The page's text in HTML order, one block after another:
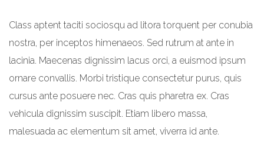
Class aptent taciti sociosqu ad litora torquent per conubia
nostra, per inceptos himenaeos. Sed rutrum at ante in
lacinia. Maecenas dignissim lacus orci, a euismod ipsum
ornare convallis. Morbi tristique consectetur purus, quis
cursus ante posuere nec. Cras quis pharetra ex. Cras
vehicula dignissim suscipit. Etiam libero massa,
malesuada ac elementum sit amet, viverra id ante.